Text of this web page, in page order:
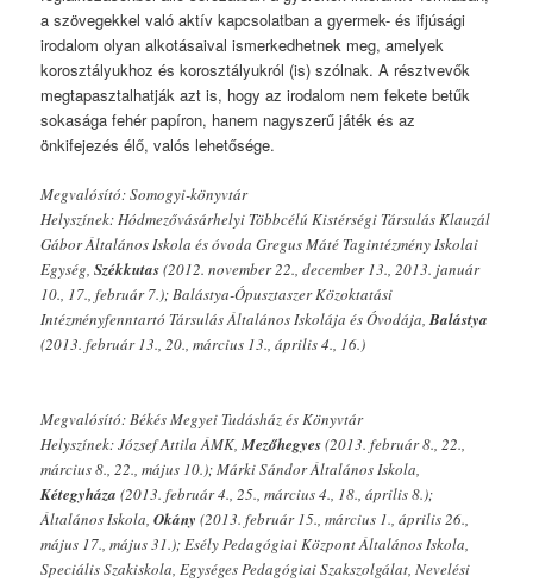
a szövegekkel való aktív kapcsolatban a gyermek- és ifjúsági
irodalom olyan alkotásaival ismerkedhetnek meg, amelyek
korosztályukhoz és korosztályukról (is) szólnak. A résztvevők
megtapasztalhatják azt is, hogy az irodalom nem fekete betűk
sokasága fehér papíron, hanem nagyszerű játék és az
önkifejezés élő, valós lehetősége.
Megvalósító: Somogyi-könyvtár
Helyszínek: Hódmezővásárhelyi Többcélú Kistérségi Társulás Klauzál
Gábor Általános Iskola és óvoda Gregus Máté Tagintézmény Iskolai
Egység,Székkutas(2012. november 22., december 13., 2013. január
10., 17., február 7.); Balástya-Ópusztaszer Közoktatási
Intézményfenntartó Társulás Általános Iskolája és Óvodája,Balástya
(2013. február 13., 20., március 13., április 4., 16.)
Megvalósító: Békés Megyei Tudásház és Könyvtár
Helyszínek: József Attila ÁMK,Mezőhegyes(2013. február 8., 22.,
március 8., 22., május 10.); Márki Sándor Általános Iskola,
Kétegyháza(2013. február 4., 25., március 4., 18., április 8.);
Általános Iskola,Okány (2013. február 15., március 1., április 26.,
május 17., május 31.); Esély Pedagógiai Központ Általános Iskola,
Speciális Szakiskola, Egységes Pedagógiai Szakszolgálat, Nevelési